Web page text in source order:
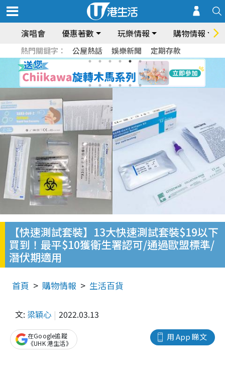
演唱會 優惠著數 玩樂情報 購物情報
熱門關鍵字： 公屋熱話 娛樂新聞 定期存款
【快速測試套裝】13大快速測試套裝$19以下
買到！最平$10獲衛生署認可/通過歐盟標準/
潛伏期適用
首頁 購物情報 生活百貨
文: 梁穎心 2022.03.13
用 App 睇文
在Google追蹤
《UHK 港生活》